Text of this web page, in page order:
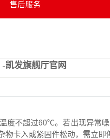
售后服务
凯发旗舰厅官网
度不超过60℃。若出现异常
卡入或紧固件松动，需立即